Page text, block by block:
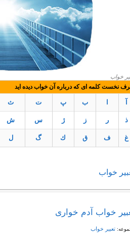
خواب
نخست کلمه ای که درباره آن خواب دیده اید
ب پ ت ث
ذ ر ز ژ س ش
غ ف ق ك گ ل
خواب
خواب آدم خواری
تعبير خواب